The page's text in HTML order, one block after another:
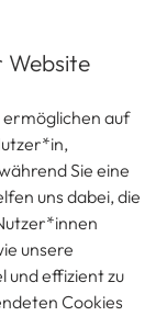
Website
ermöglichen auf
Sie eine
uns dabei, die
unsere
und effizient zu
Cookies